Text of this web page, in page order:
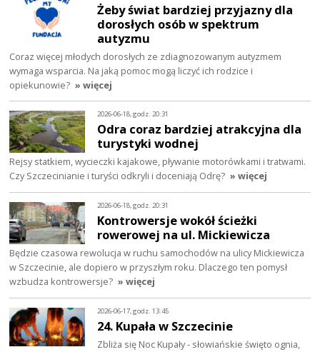
Żeby świat bardziej przyjazny dla
dorosłych osób w spektrum
autyzmu
Coraz więcej młodych dorosłych ze zdiagnozowanym autyzmem
wymaga wsparcia. Na jaką pomoc mogą liczyć ich rodzice i
opiekunowie? » więcej
2026-06-18, godz. 20:31
Odra coraz bardziej atrakcyjna dla
turystyki wodnej
Rejsy statkiem, wycieczki kajakowe, pływanie motorówkami i tratwami.
Czy Szczecinianie i turyści odkryli i doceniają Odrę? » więcej
2026-06-18, godz. 20:31
Kontrowersje wokół ścieżki
rowerowej na ul. Mickiewicza
Będzie czasowa rewolucja w ruchu samochodów na ulicy Mickiewicza
w Szczecinie, ale dopiero w przyszłym roku. Dlaczego ten pomysł
wzbudza kontrowersje? » więcej
2026-06-17, godz. 13:45
24. Kupała w Szczecinie
Zbliża się Noc Kupały - słowiańskie święto ognia,